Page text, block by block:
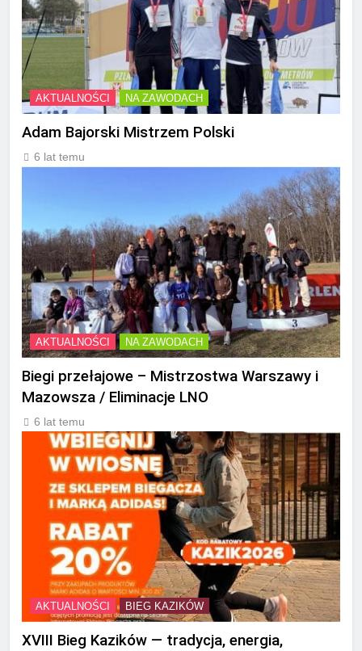
AKTUALNOŚCI NA ZAWODACH
Adam Bajorski Mistrzem Polski
6 lat temu
AKTUALNOŚCI NA ZAWODACH
Biegi przełajowe – Mistrzostwa Warszawy i
Mazowsza / Eliminacje LNO
6 lat temu
AKTUALNOŚCI BIEG KAZIKÓW
XVIII Bieg Kazików — tradycja, energia,